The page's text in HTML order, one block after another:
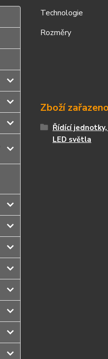
Technologie
Rozměry
Zboží
Řídící
LED světla